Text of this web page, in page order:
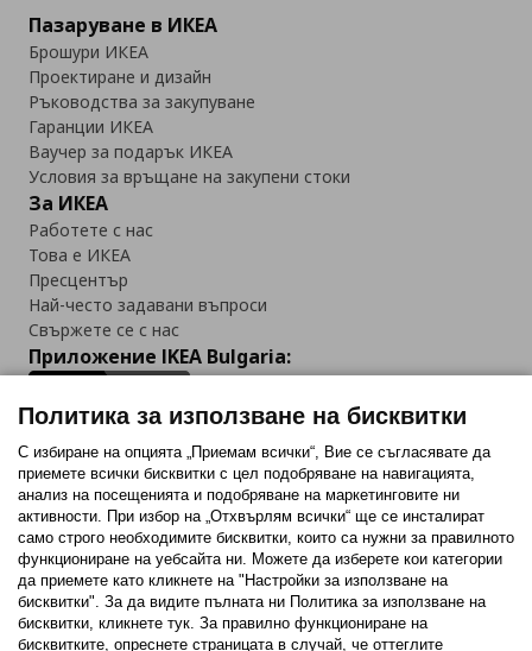
Пазаруване в ИКЕА
Брошури ИКЕА
Проектиране и дизайн
Ръководства за закупуване
Гаранции ИКЕА
Ваучер за подарък ИКЕА
Условия за връщане на закупени стоки
За ИКЕА
Работете с нас
Това е ИКЕА
Пресцентър
Най-често задавани въпроси
Свържете се с нас
Приложение IKEA Bulgaria:
Последвайте ни:
FacebookTwitterYoutubePinterestInstagram
Политика за използване на бисквитки
С избиране на опцията „Приемам всички“, Вие се съгласявате да
приемете всички бисквитки с цел подобряване на навигацията,
анализ на посещенията и подобряване на маркетинговите ни
активности. При избор на „Отхвърлям всички“ ще се инсталират
само строго необходимитe бисквитки, които са нужни за правилното
функциониране на уебсайта ни. Можете да изберете кои категории
да приемете като кликнете на "Настройки за използване на
бисквитки". За да видите пълната ни Политика за използване на
бисквитки, кликнете тук. За правилно функциониране на
бисквитките, опреснете страницата в случай, че оттеглите